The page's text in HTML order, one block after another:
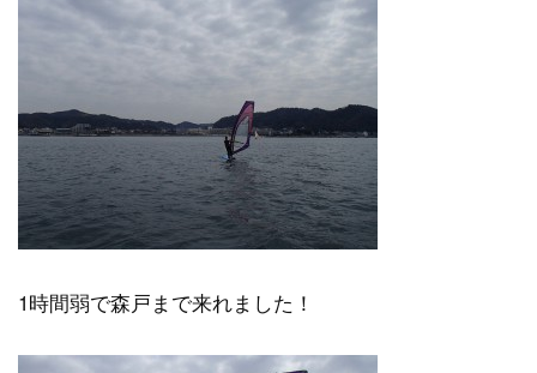
1時間弱で森戸まで来れました！